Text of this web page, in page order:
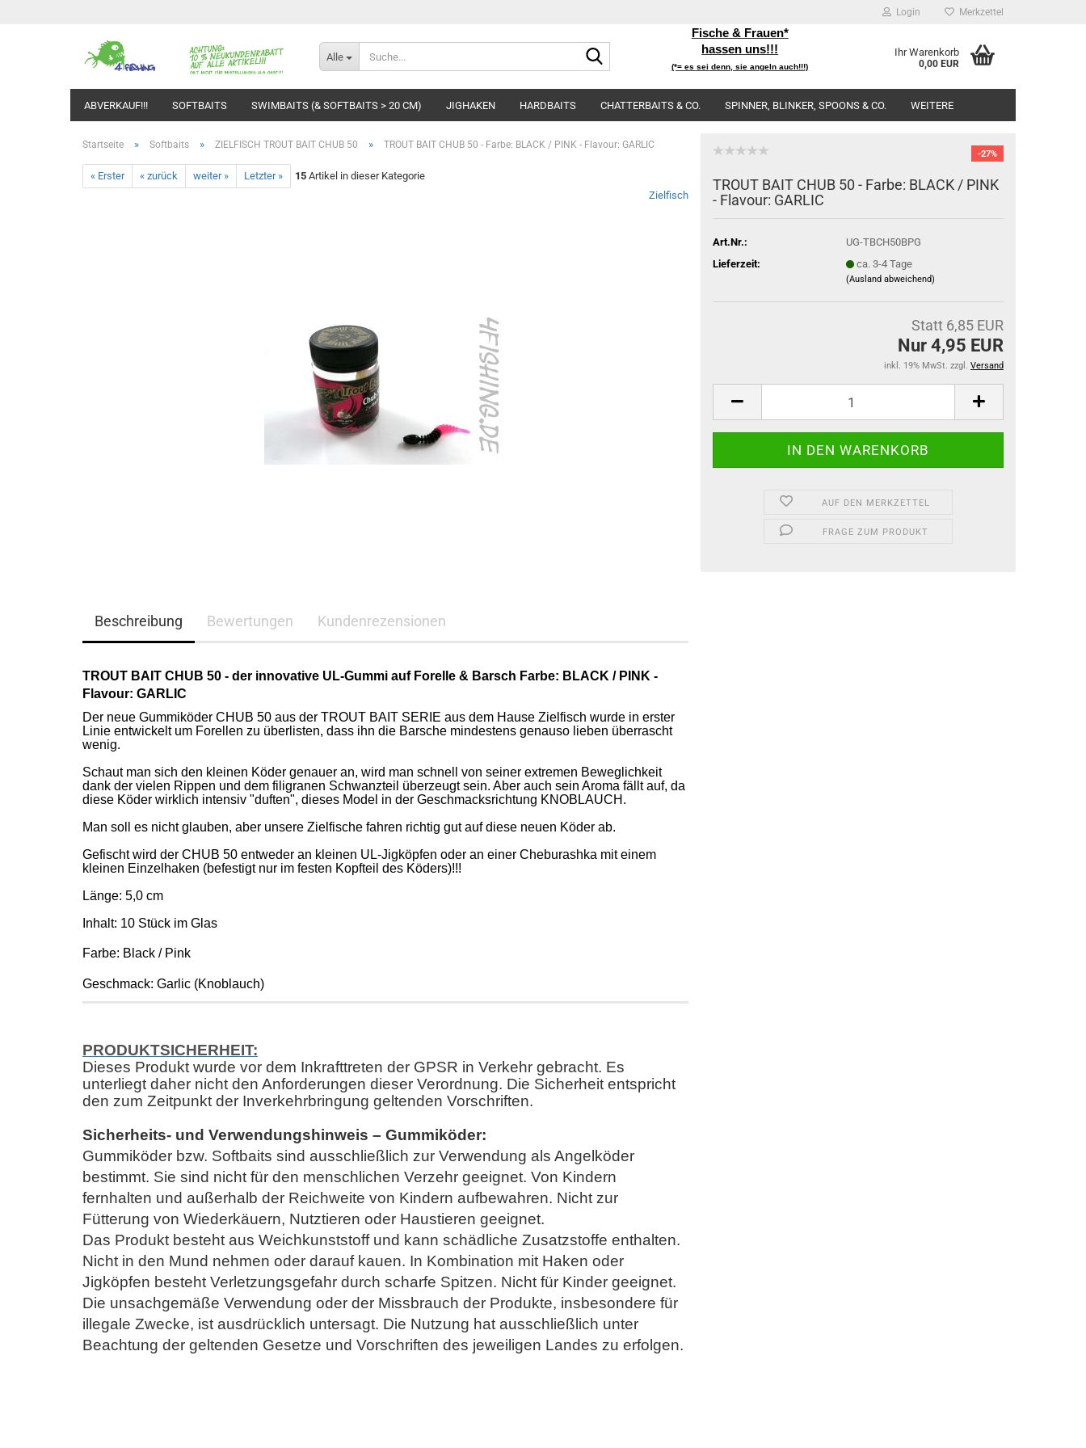
Login Merkzettel
Alle
Fische & Frauen*
hassen uns!!!
(*= es sei denn, sie angeln auch!!!)
Ihr Warenkorb
0,00 EUR
ABVERKAUF!!! SOFTBAITS SWIMBAITS (& SOFTBAITS > 20 CM) JIGHAKEN HARDBAITS CHATTERBAITS & CO. SPINNER, BLINKER, SPOONS & CO. WEITERE
Startseite » Softbaits » ZIELFISCH TROUT BAIT CHUB 50 » TROUT BAIT CHUB 50 - Farbe: BLACK / PINK - Flavour: GARLIC
« Erster « zurück weiter » Letzter » 15 Artikel in dieser Kategorie
Zielfisch
-27%
TROUT BAIT CHUB 50 - Farbe: BLACK / PINK
- Flavour: GARLIC
Art.Nr.:
UG-TBCH50BPG
Lieferzeit:
ca. 3-4 Tage
(Ausland abweichend)
Statt 6,85 EUR
Nur 4,95 EUR
inkl. 19% MwSt. zzgl. Versand
AUF DEN MERKZETTEL
FRAGE ZUM PRODUKT
Beschreibung Bewertungen Kundenrezensionen
TROUT BAIT CHUB 50 - der innovative UL-Gummi auf Forelle & Barsch Farbe: BLACK / PINK -
Flavour: GARLIC
Der neue Gummiköder CHUB 50 aus der TROUT BAIT SERIE aus dem Hause Zielfisch wurde in erster
Linie entwickelt um Forellen zu überlisten, dass ihn die Barsche mindestens genauso lieben überrascht
wenig.
Schaut man sich den kleinen Köder genauer an, wird man schnell von seiner extremen Beweglichkeit
dank der vielen Rippen und dem filigranen Schwanzteil überzeugt sein. Aber auch sein Aroma fällt auf, da
diese Köder wirklich intensiv "duften", dieses Model in der Geschmacksrichtung KNOBLAUCH.
Man soll es nicht glauben, aber unsere Zielfische fahren richtig gut auf diese neuen Köder ab.
Gefischt wird der CHUB 50 entweder an kleinen UL-Jigköpfen oder an einer Cheburashka mit einem
kleinen Einzelhaken (befestigt nur im festen Kopfteil des Köders)!!!
Länge: 5,0 cm
Inhalt: 10 Stück im Glas
Farbe: Black / Pink
Geschmack: Garlic (Knoblauch)
PRODUKTSICHERHEIT:
Dieses Produkt wurde vor dem Inkrafttreten der GPSR in Verkehr gebracht. Es
unterliegt daher nicht den Anforderungen dieser Verordnung. Die Sicherheit entspricht
den zum Zeitpunkt der Inverkehrbringung geltenden Vorschriften.
Sicherheits- und Verwendungshinweis – Gummiköder:
Gummiköder bzw. Softbaits sind ausschließlich zur Verwendung als Angelköder
bestimmt. Sie sind nicht für den menschlichen Verzehr geeignet. Von Kindern
fernhalten und außerhalb der Reichweite von Kindern aufbewahren. Nicht zur
Fütterung von Wiederkäuern, Nutztieren oder Haustieren geeignet.
Das Produkt besteht aus Weichkunststoff und kann schädliche Zusatzstoffe enthalten.
Nicht in den Mund nehmen oder darauf kauen. In Kombination mit Haken oder
Jigköpfen besteht Verletzungsgefahr durch scharfe Spitzen. Nicht für Kinder geeignet.
Die unsachgemäße Verwendung oder der Missbrauch der Produkte, insbesondere für
illegale Zwecke, ist ausdrücklich untersagt. Die Nutzung hat ausschließlich unter
Beachtung der geltenden Gesetze und Vorschriften des jeweiligen Landes zu erfolgen.